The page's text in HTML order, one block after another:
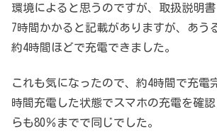
環境によると思うのですが、取扱説明書
7時間かかると記載がありますが、あう
約4時間ほどで充電できました。
これも気になったので、約4時間で充電
時間充電した状態でスマホの充電を確
らも80％までで同じでした。